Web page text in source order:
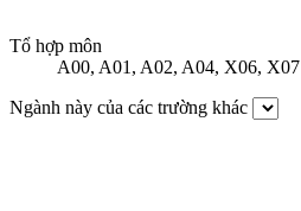
Tổ hợp môn
A00, A01, A02, A04, X06, X07
Ngành này của các trường khác